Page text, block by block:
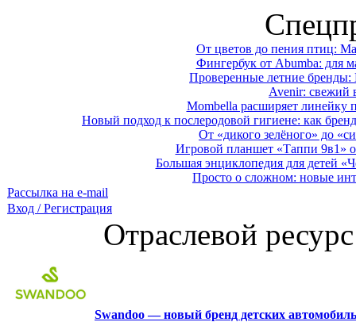
От цветов до пения птиц:
Фингербук от Abumba: для
Проверенные летние
Avenir: свежий
Mombella расширяет линейку
Новый подход к послеродовой гигиене: как
От «дикого зелёного» до
Игровой планшет «Таппи 9в1»
Большая энциклопедия для детей
Просто о сложном: новые
Рассылка на e-mail
Вход / Регистрация
Отраслевой
Swandoo — новый бренд детских